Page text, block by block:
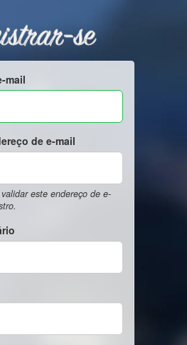
se
mail
de e-mail
este endereço de e-